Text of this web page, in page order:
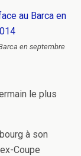
en septembre
le plus
à son
Coupe